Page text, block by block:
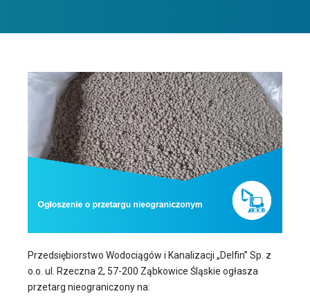
Przedsiębiorstwo Wodociągów i Kanalizacji „Delfin” Sp. z
o.o. ul. Rzeczna 2, 57-200 Ząbkowice Śląskie ogłasza
przetarg nieograniczony na: